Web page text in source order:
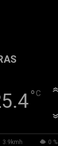
°C
3.9kmh 0 %